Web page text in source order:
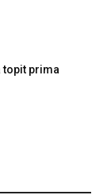
topit prima